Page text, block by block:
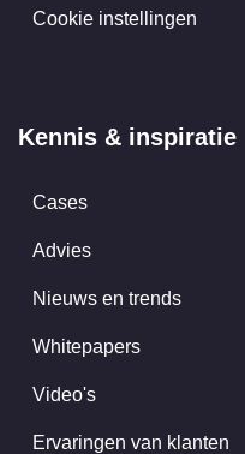
Cookie instellingen
Kennis & inspiratie
Cases
Advies
Nieuws en trends
Whitepapers
Video's
Ervaringen van klanten